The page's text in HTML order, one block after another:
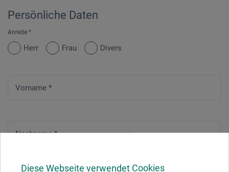
Diese Webseite verwendet Cookies
Persönliche Daten
Anrede *
Herr Frau Divers
Vorname *
Nachname*